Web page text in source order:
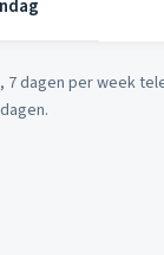
7 dagen per week